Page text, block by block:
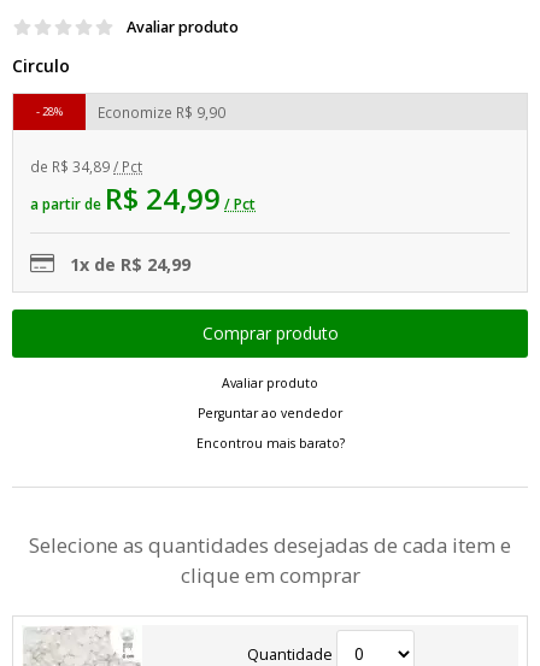
Avaliar produto
Circulo
de R$ 34,89/ Pct
a partir de R$ 24,99 / Pct
Economize R$ 9,90
28%
1x de R$ 24,99
Avaliar produto
Perguntar ao vendedor
Encontrou mais barato?
Selecione as quantidades desejadas de cada item e
clique em comprar
Quantidade